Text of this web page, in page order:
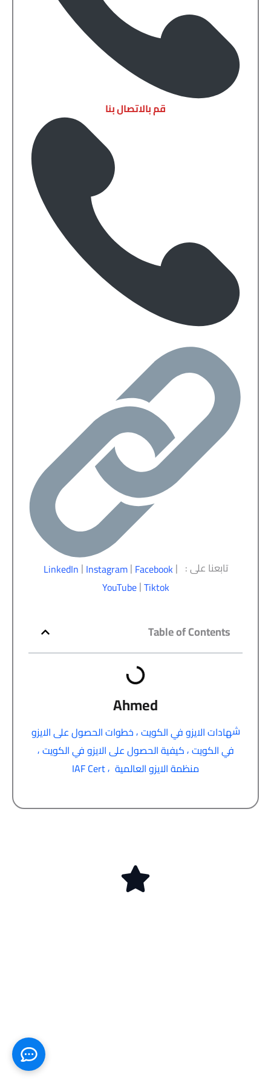
قم بالاتصال بنا
تابعنا على : LinkedIn | Instagram| Facebook|
YouTube|Tiktok
Table of Contents
Ahmed
شهادات الايزو في الكويت,خطوات الحصول على الايزو
في الكويت,كيفية الحصول على الايزو في الكويت,
منظمة الايزو العالمية ,
IAF Cert
مع جرافيتي للإستشارات الإدارية، شريكك الذي يضمن
لك تطبيقًا علميًا وأداءً احترافيًا، مع متابعة مستمرة